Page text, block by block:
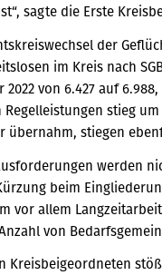
sagte die Erste
der
im Kreis nach
2022 von 6.427 auf
Regelleistungen stieg
übernahm, stiegen
werden
beim
vor allem
von
Kreisbeigeordneten